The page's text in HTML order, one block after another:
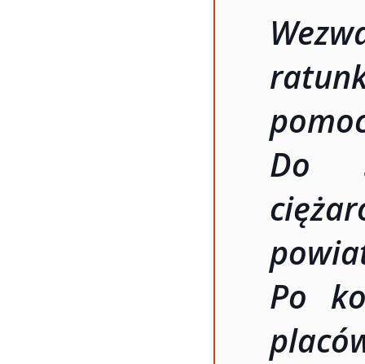
Do
Po